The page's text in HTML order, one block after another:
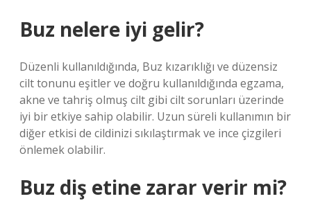
Buz nelere iyi gelir?
Düzenli kullanıldığında, Buz kızarıklığı ve düzensiz
cilt tonunu eşitler ve doğru kullanıldığında egzama,
akne ve tahriş olmuş cilt gibi cilt sorunları üzerinde
iyi bir etkiye sahip olabilir. Uzun süreli kullanımın bir
diğer etkisi de cildinizi sıkılaştırmak ve ince çizgileri
önlemek olabilir.
Buz diş etine zarar verir mi?